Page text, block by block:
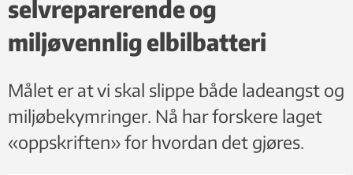
selvreparerende og
miljøvennlig elbilbatteri
Målet er at vi skal slippe både ladeangst og
miljøbekymringer. Nå har forskere laget
«oppskriften» for hvordan det gjøres.